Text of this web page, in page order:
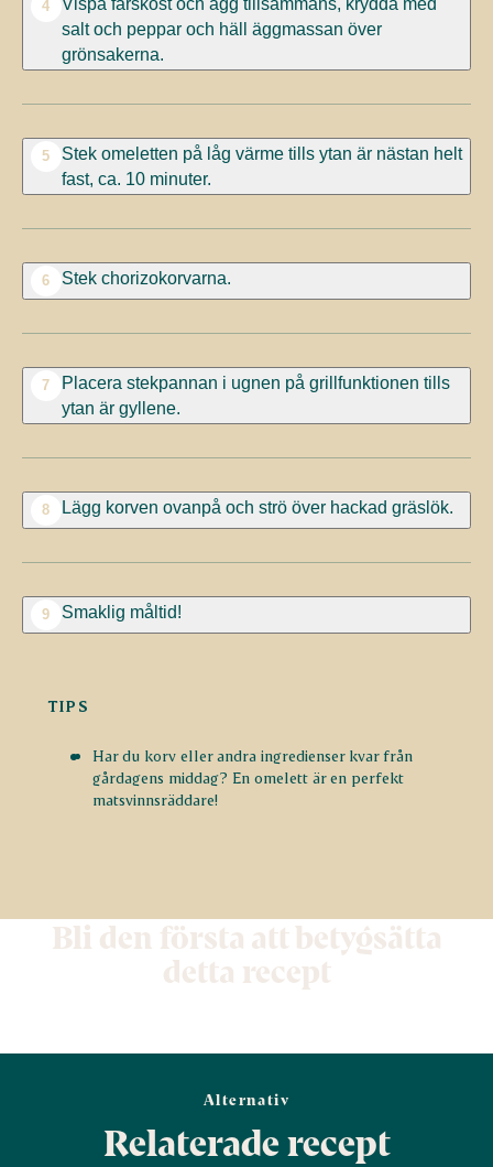
4
salt och peppar och häll äggmassan över
grönsakerna.
5
Stek omeletten på låg värme tills ytan är nästan helt
fast, ca. 10 minuter.
6 Stek chorizokorvarna.
7
Placera stekpannan i ugnen på grillfunktionen tills
ytan är gyllene.
8 Lägg korven ovanpå och strö över hackad gräslök.
9 Smaklig måltid!
TIPS
Har du korv eller andra ingredienser kvar från
gårdagens middag? En omelett är en perfekt
matsvinnsräddare!
Bli den första att betygsätta
detta recept
Alternativ
Relaterade recept